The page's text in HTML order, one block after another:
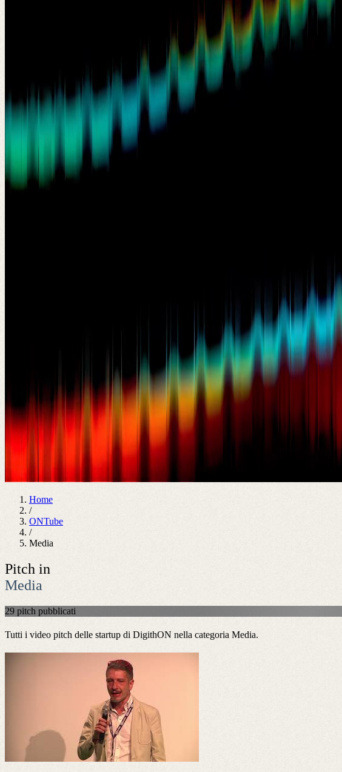
Home
/
ONTube
/
Media
Pitch in
Media
29 pitch pubblicati
Tutti i video pitch delle startup di DigithON nella categoria Media.